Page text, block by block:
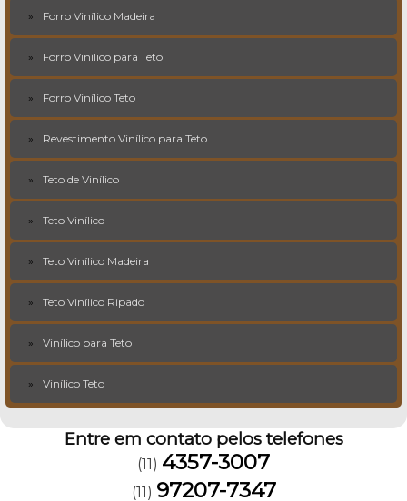
Forro Vinílico Madeira
Forro Vinílico para Teto
Forro Vinílico Teto
Revestimento Vinílico para Teto
Teto de Vinílico
Teto Vinílico
Teto Vinílico Madeira
Teto Vinílico Ripado
Vinílico para Teto
Vinílico Teto
Entre em contato pelos telefones
(11) 4357-3007
(11) 97207-7347